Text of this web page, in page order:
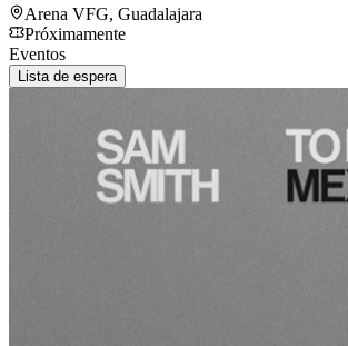
Arena VFG, Guadalajara
Próximamente
Eventos
Lista de espera